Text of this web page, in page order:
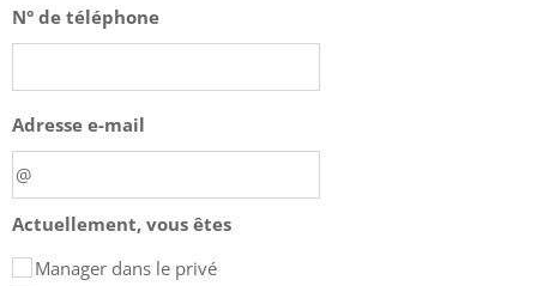
N° de téléphone
Adresse e-mail
Actuellement, vous êtes
Manager dans le privé